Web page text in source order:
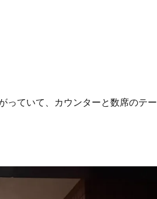
っていて、カウンターと数席のテー